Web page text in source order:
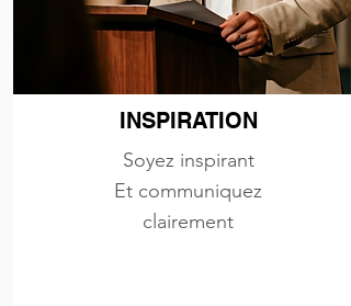
INSPIRATION
Soyez inspirant
Et communiquez
clairement